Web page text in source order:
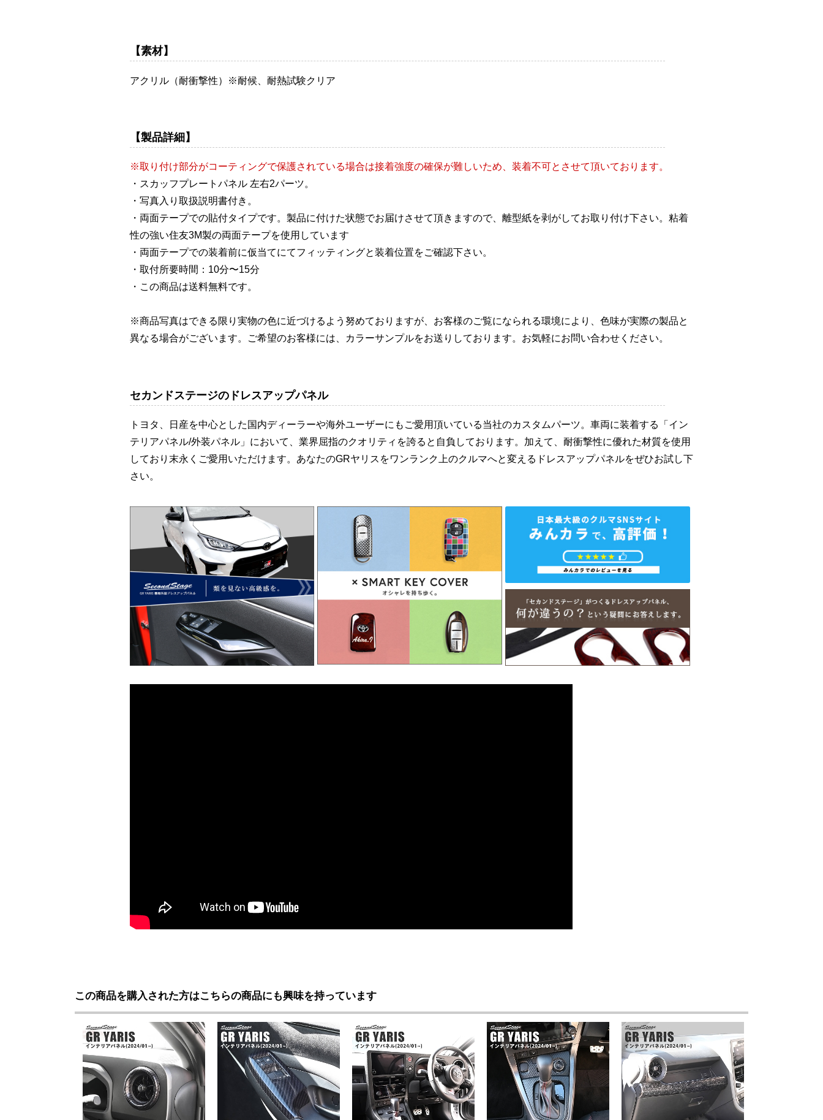
【素材】
アクリル（耐衝撃性）※耐候、耐熱試験クリア
【製品詳細】
※取り付け部分がコーティングで保護されている場合は接着強度の確保が難しいため、装着不可とさせて頂いております。
・スカッフプレートパネル 左右2パーツ。
・写真入り取扱説明書付き。
・両面テープでの貼付タイプです。製品に付けた状態でお届けさせて頂きますので、離型紙を剥がしてお取り付け下さい。粘着
性の強い住友3M製の両面テープを使用しています
・両面テープでの装着前に仮当てにてフィッティングと装着位置をご確認下さい。
・取付所要時間：10分〜15分
・この商品は送料無料です。
※商品写真はできる限り実物の色に近づけるよう努めておりますが、お客様のご覧になられる環境により、色味が実際の製品と
異なる場合がございます。ご希望のお客様には、カラーサンプルをお送りしております。お気軽にお問い合わせください。
セカンドステージのドレスアップパネル
トヨタ、日産を中心とした国内ディーラーや海外ユーザーにもご愛用頂いている当社のカスタムパーツ。車両に装着する「イン
テリアパネル/外装パネル」において、業界屈指のクオリティを誇ると自負しております。加えて、耐衝撃性に優れた材質を使用
しており末永くご愛用いただけます。あなたのGRヤリスをワンランク上のクルマへと変えるドレスアップパネルをぜひお試し下
さい。
この商品を購入された方はこちらの商品にも興味を持っています